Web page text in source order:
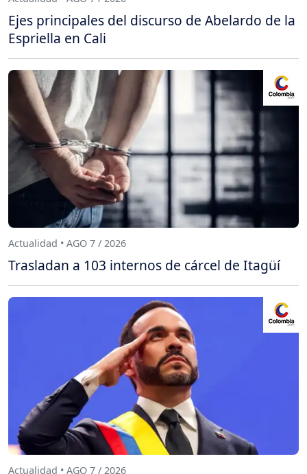
Ejes principales del discurso de Abelardo de la
Espriella en Cali
Actualidad • AGO 7 / 2026
Trasladan a 103 internos de cárcel de Itagüí
Actualidad • AGO 7 / 2026